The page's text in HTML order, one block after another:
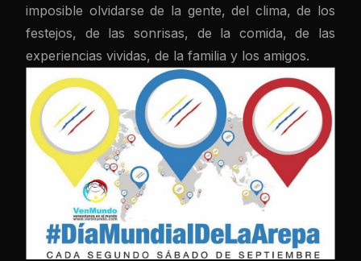
imposible olvidarse de la gente, del clima, de los
festejos, de las sonrisas, de la comida, de las
experiencias vividas, de la familia y los amigos.